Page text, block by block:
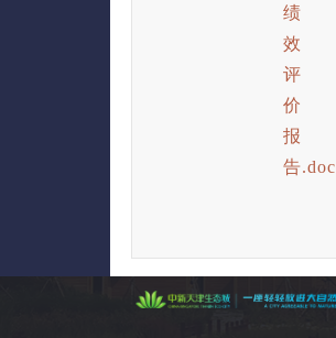
绩
效
评
价
报
告.doc